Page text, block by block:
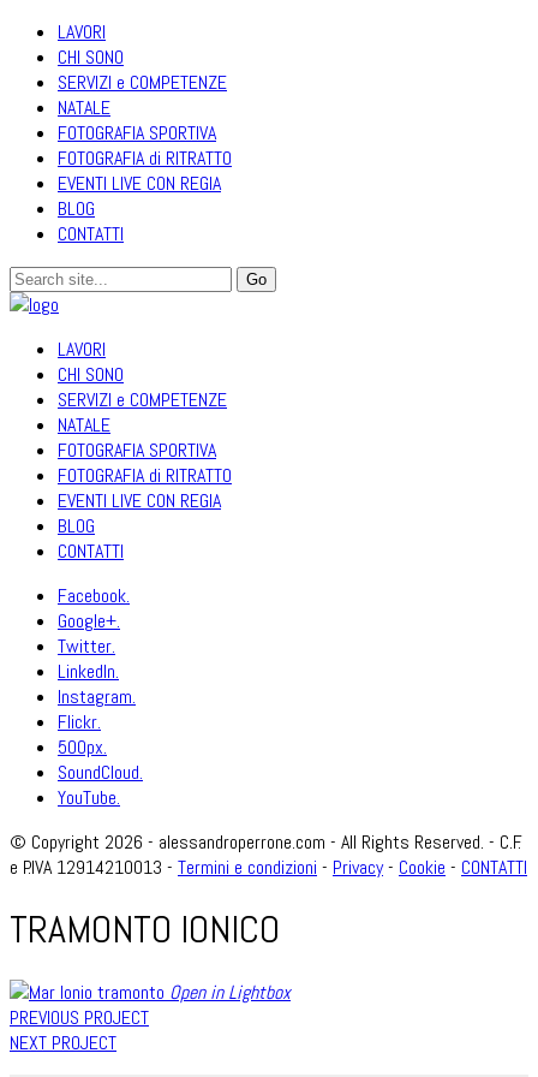
LAVORI
CHI SONO
SERVIZI e COMPETENZE
NATALE
FOTOGRAFIA SPORTIVA
FOTOGRAFIA di RITRATTO
EVENTI LIVE CON REGIA
BLOG
CONTATTI
LAVORI
CHI SONO
SERVIZI e COMPETENZE
NATALE
FOTOGRAFIA SPORTIVA
FOTOGRAFIA di RITRATTO
EVENTI LIVE CON REGIA
BLOG
CONTATTI
Facebook.
Google+.
Twitter.
LinkedIn.
Instagram.
Flickr.
500px.
SoundCloud.
YouTube.
© Copyright 2026 - alessandroperrone.com - All Rights Reserved. - C.F.
e P.IVA 12914210013 - Termini e condizioni - Privacy- Cookie - CONTATTI
TRAMONTO IONICO
Open in Lightbox
PREVIOUS PROJECT
NEXT PROJECT